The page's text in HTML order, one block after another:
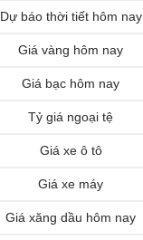
Dự báo thời tiết hôm nay
Giá vàng hôm nay
Giá bạc hôm nay
Tỷ giá ngoại tệ
Giá xe ô tô
Giá xe máy
Giá xăng dầu hôm nay